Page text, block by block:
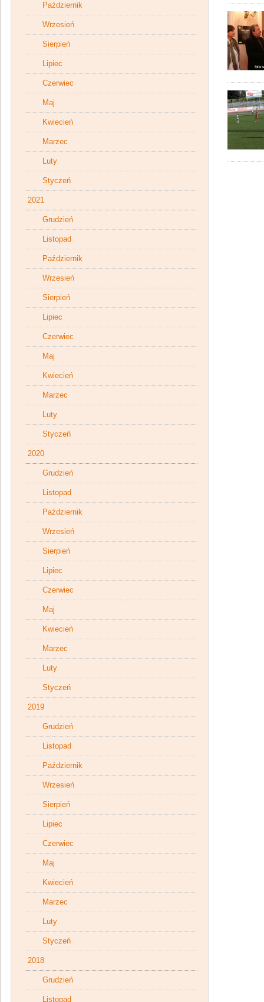
Październik
Wrzesień
Sierpień
Lipiec
Czerwiec
Maj
Kwiecień
Marzec
Luty
Styczeń
2021
Grudzień
Listopad
Październik
Wrzesień
Sierpień
Lipiec
Czerwiec
Maj
Kwiecień
Marzec
Luty
Styczeń
2020
Grudzień
Listopad
Październik
Wrzesień
Sierpień
Lipiec
Czerwiec
Maj
Kwiecień
Marzec
Luty
Styczeń
2019
Grudzień
Listopad
Październik
Wrzesień
Sierpień
Lipiec
Czerwiec
Maj
Kwiecień
Marzec
Luty
Styczeń
2018
Grudzień
Listopad